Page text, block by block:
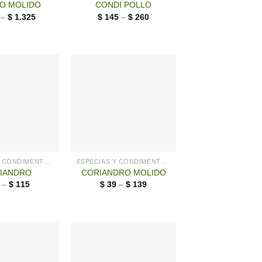
MOLIDO
$ 1.325
CONDI POLLO
$ 145 – $ 260
– $ 115
CORIANDRO MOLIDO
$ 39 – $ 139